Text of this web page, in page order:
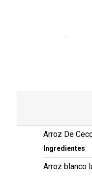
Arroz De
Ingredientes
Arroz blanco